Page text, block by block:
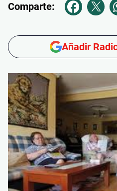
Comparte:
Añadir